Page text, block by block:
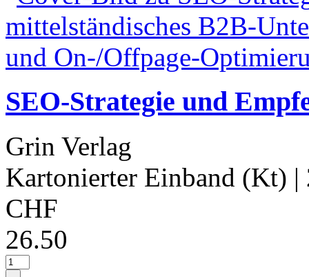
SEO-Strategie und
Grin Verlag
Kartonierter Einband (Kt) |
CHF
26.50